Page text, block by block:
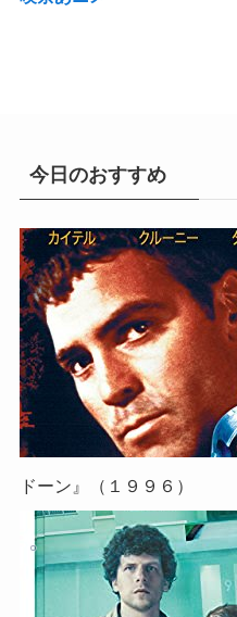
今日のおすすめ
ドーン』（１９９６）